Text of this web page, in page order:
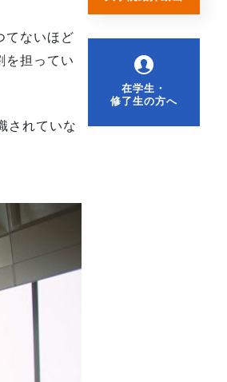
在学生・
修了生の方へ
てないほど
を担ってい
されていな